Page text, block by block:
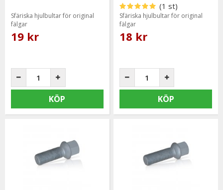
Sfäriska hjulbultar för original
fälgar
19 kr
KÖP
(1 st)
Sfäriska hjulbultar för original
fälgar
18 kr
KÖP